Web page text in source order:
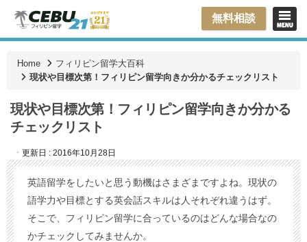
無料相談
Home
フィリピン留学大百科
現状や目標次第！フィリピン留学向きか分かるチェックリスト
現状や目標次第！フィリピン留学向きか分かる
チェックリスト
ㆍ更新日 : 2016年10月28日
英語留学をしたいと思う動機はさまざまですよね。現状の
語学力や目標とする英会話スキルは人それぞれ違うはず。
そこで、フィリピン留学に合っているのはどんな場合なの
かチェックしてみませんか。